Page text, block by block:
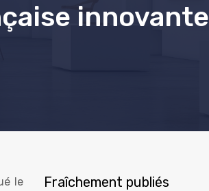
innovante
le
Fraîchement publiés